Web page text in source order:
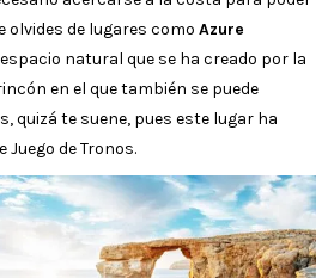
olvides de lugares como Azure
natural que se ha creado por la
en el que también se puede
quizá te suene, pues este lugar ha
Juego de Tronos.